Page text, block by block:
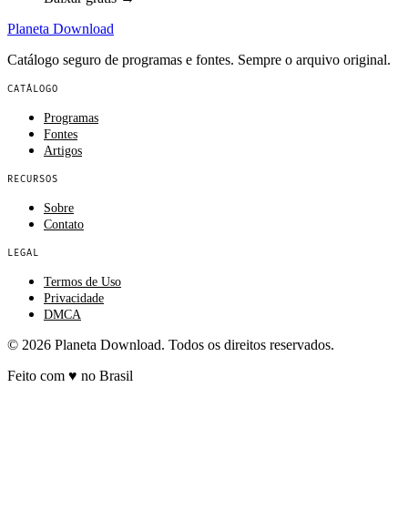
Planeta Download
Catálogo seguro de programas e fontes. Sempre o arquivo original.
CATÁLOGO
Programas
Fontes
Artigos
RECURSOS
Sobre
Contato
LEGAL
Termos de Uso
Privacidade
DMCA
© 2026 Planeta Download. Todos os direitos reservados.
Feito com ♥ no Brasil